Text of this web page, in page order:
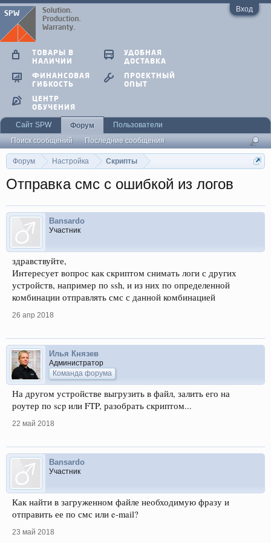
Вход
Форум Настройка Скрипты
Отправка смс с ошибкой из логов
Bansardo
Участник
здравствуйте,
Интересует вопрос как скриптом снимать логи с других
устройств, например по ssh, и из них по определенной
комбинации отправлять смс с данной комбинацией
26 апр 2018
Илья Князев
Администратор
Команда форума
На другом устройстве выгрузить в файл, залить его на
роутер по scp или FTP, разобрать скриптом...
22 май 2018
Bansardo
Участник
Как найти в загруженном файле необходимую фразу и
отправить ее по смс или e-mail?
23 май 2018
ТОВАРЫ В
НАЛИЧИИ
УДОБНАЯ
ДОСТАВКА
ФИНАНСОВАЯ
ГИБКОСТЬ
ПРОЕКТНЫЙ
ОПЫТ
ЦЕНТР
ОБУЧЕНИЯ
Сайт SPW
Форум
Поиск сообщений
Последние сообщения
Пользователи